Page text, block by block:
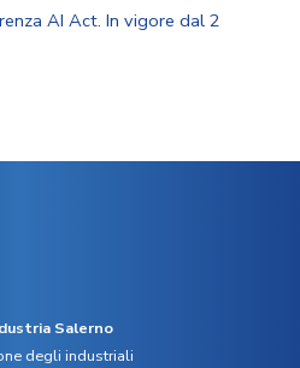
AI Act. In vigore dal 2
Salerno
degli industriali